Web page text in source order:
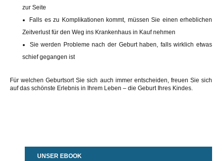
zur Seite
Falls es zu Komplikationen kommt, müssen Sie einen erheblichen
Zeitverlust für den Weg ins Krankenhaus in Kauf nehmen
Sie werden Probleme nach der Geburt haben, falls wirklich etwas
schief gegangen ist
Für welchen Geburtsort Sie sich auch immer entscheiden, freuen Sie sich
auf das schönste Erlebnis in Ihrem Leben – die Geburt Ihres Kindes.
UNSER EBOOK